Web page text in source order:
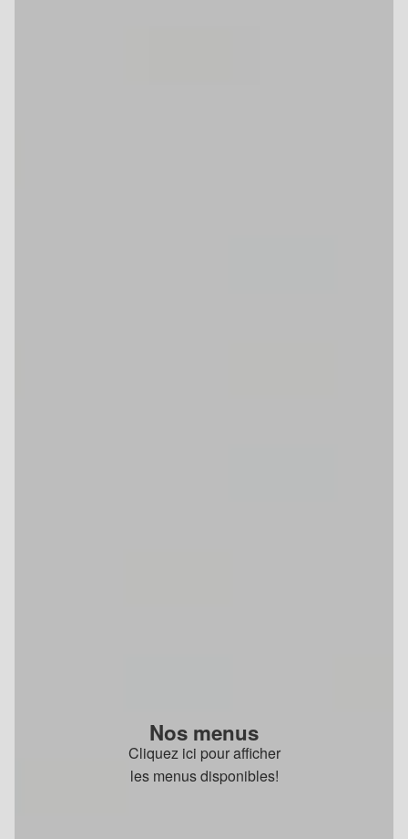
Nos menus
Cliquez ici pour afficher
les menus disponibles!